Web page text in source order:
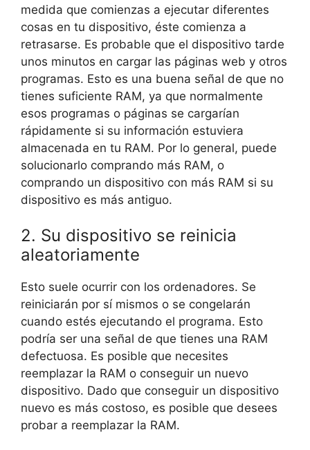
medida que comienzas a ejecutar diferentes
cosas en tu dispositivo, éste comienza a
retrasarse. Es probable que el dispositivo tarde
unos minutos en cargar las páginas web y otros
programas. Esto es una buena señal de que no
tienes suficiente RAM, ya que normalmente
esos programas o páginas se cargarían
rápidamente si su información estuviera
almacenada en tu RAM. Por lo general, puede
solucionarlo comprando más RAM, o
comprando un dispositivo con más RAM si su
dispositivo es más antiguo.
2. Su dispositivo se reinicia
aleatoriamente
Esto suele ocurrir con los ordenadores. Se
reiniciarán por sí mismos o se congelarán
cuando estés ejecutando el programa. Esto
podría ser una señal de que tienes una RAM
defectuosa. Es posible que necesites
reemplazar la RAM o conseguir un nuevo
dispositivo. Dado que conseguir un dispositivo
nuevo es más costoso, es posible que desees
probar a reemplazar la RAM.